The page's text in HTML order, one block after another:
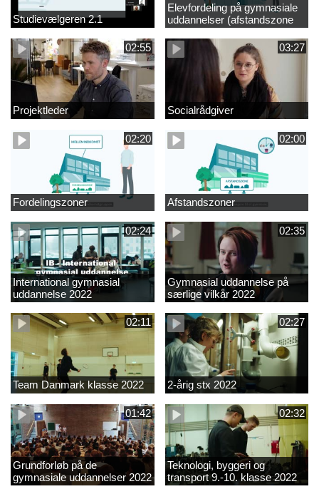
Studievælgeren 2.1
Elevfordeling på gymnasiale
uddannelser (afstandszone
redigeret)
02:55
Projektleder
03:27
Socialrådgiver
02:20
Fordelingszoner
02:00
Afstandszoner
02:24
International gymnasial
uddannelse 2022
02:35
Gymnasial uddannelse på
særlige vilkår 2022
02:11
Team Danmark klasse 2022
02:27
2-årig stx 2022
01:42
Grundforløb på de
gymnasiale uddannelser 2022
02:32
Teknologi, byggeri og
transport 9.-10. klasse 2022